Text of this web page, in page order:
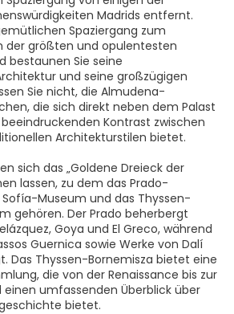
Madrids entfernt.
Spaziergang zum
der größten und opulentesten
bestaunen Sie seine
und seine großzügigen
Sie nicht, die Almudena-
die sich direkt neben dem Palast
Kontrast zwischen
Architekturstilen bietet.
sich das „Goldene Dreieck der
lassen, zu dem das Prado-
Sofía-Museum und das Thyssen-
gehören. Der Prado beherbergt
Goya und El Greco, während
Guernica sowie Werke von Dalí
Das Thyssen-Bornemisza bietet eine
die von der Renaissance bis zur
umfassenden Überblick über
bietet.